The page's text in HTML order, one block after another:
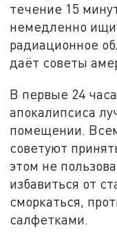
течение 15
немедленно
радиационное
даёт советы
В первые 24
апокалипсиса
помещении.
советуют
этом не
избавиться от
сморкаться,
салфетками.